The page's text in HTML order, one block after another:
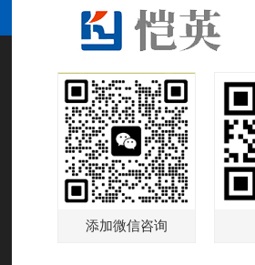
添加微信咨询